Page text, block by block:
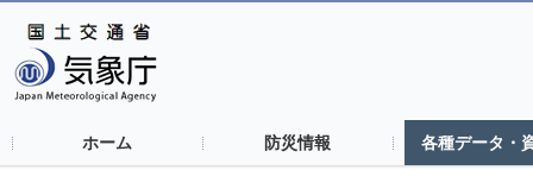
ホーム 防災情報 各種データ・